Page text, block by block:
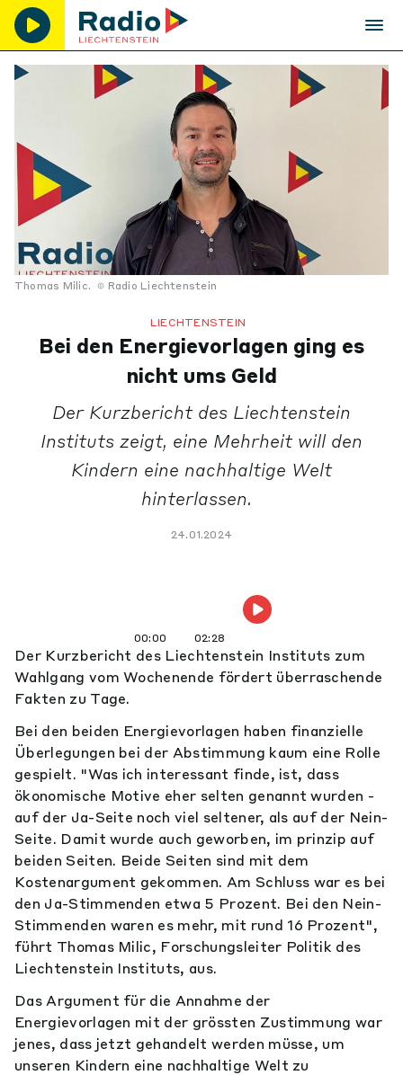
Thomas Milic. Radio Liechtenstein
LIECHTENSTEIN
Bei den Energievorlagen ging es
nicht ums Geld
Der Kurzbericht des Liechtenstein
Instituts zeigt, eine Mehrheit will den
Kindern eine nachhaltige Welt
hinterlassen.
24.01.2024
00:00 02:28
Der Kurzbericht des Liechtenstein Instituts zum
Wahlgang vom Wochenende fördert überraschende
Fakten zu Tage.
Bei den beiden Energievorlagen haben finanzielle
Überlegungen bei der Abstimmung kaum eine Rolle
gespielt. "Was ich interessant finde, ist, dass
ökonomische Motive eher selten genannt wurden -
auf der Ja-Seite noch viel seltener, als auf der Nein-
Seite. Damit wurde auch geworben, im prinzip auf
beiden Seiten. Beide Seiten sind mit dem
Kostenargument gekommen. Am Schluss war es bei
den Ja-Stimmenden etwa 5 Prozent. Bei den Nein-
Stimmenden waren es mehr, mit rund 16 Prozent",
führt Thomas Milic, Forschungsleiter Politik des
Liechtenstein Instituts, aus.
Das Argument für die Annahme der
Energievorlagen mit der grössten Zustimmung war
jenes, dass jetzt gehandelt werden müsse, um
unseren Kindern eine nachhaltige Welt zu